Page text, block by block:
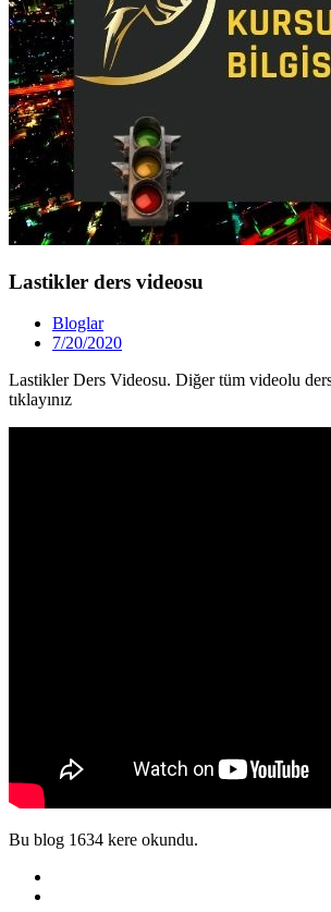
Lastikler ders videosu
Bloglar
7/20/2020
Lastikler Ders Videosu. Diğer tüm videolu
tıklayınız
Bu blog 1634 kere okundu.